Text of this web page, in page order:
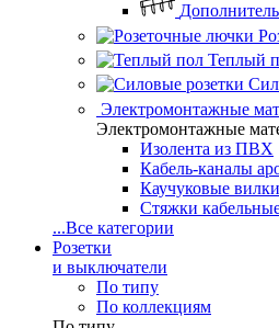
Теплый
Электромонтажные
Электромонтажные
Изолента из ПВХ
Кабель-каналы
Каучуковые
Стяжки
...Все категории
Розетки
и выключатели
По типу
По коллекциям